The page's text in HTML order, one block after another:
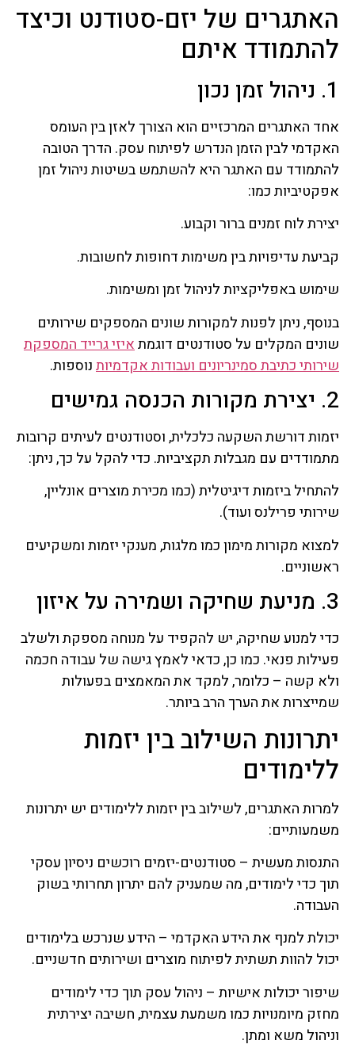
האתגרים של יזם-סטודנט וכיצד
להתמודד איתם
1. ניהול זמן נכון
אחד האתגרים המרכזיים הוא הצורך לאזן בין העומס
האקדמי לבין הזמן הנדרש לפיתוח עסק. הדרך הטובה
להתמודד עם האתגר היא להשתמש בשיטות ניהול זמן
אפקטיביות כמו:
יצירת לוח זמנים ברור וקבוע.
קביעת עדיפויות בין משימות דחופות לחשובות.
שימוש באפליקציות לניהול זמן ומשימות.
בנוסף, ניתן לפנות למקורות שונים המספקים שירותים
שונים המקלים על סטודנטים דוגמתאיזי גרייד המספקת
שירותי כתיבת סמינריונים ועבודות אקדמיותנוספות.
2. יצירת מקורות הכנסה גמישים
יזמות דורשת השקעה כלכלית, וסטודנטים לעיתים קרובות
מתמודדים עם מגבלות תקציביות. כדי להקל על כך, ניתן:
להתחיל ביזמות דיגיטלית (כמו מכירת מוצרים אונליין,
שירותי פרילנס ועוד).
למצוא מקורות מימון כמו מלגות, מענקי יזמות ומשקיעים
ראשוניים.
3. מניעת שחיקה ושמירה על איזון
כדי למנוע שחיקה, יש להקפיד על מנוחה מספקת ולשלב
פעילות פנאי. כמו כן, כדאי לאמץ גישה של עבודה חכמה
ולא קשה – כלומר, למקד את המאמצים בפעולות
שמייצרות את הערך הרב ביותר.
יתרונות השילוב בין יזמות
ללימודים
למרות האתגרים, לשילוב בין יזמות ללימודים יש יתרונות
משמעותיים:
התנסות מעשית – סטודנטים-יזמים רוכשים ניסיון עסקי
תוך כדי לימודים, מה שמעניק להם יתרון תחרותי בשוק
העבודה.
יכולת למנף את הידע האקדמי – הידע שנרכש בלימודים
יכול להוות תשתית לפיתוח מוצרים ושירותים חדשניים.
שיפור יכולות אישיות – ניהול עסק תוך כדי לימודים
מחזק מיומנויות כמו משמעת עצמית, חשיבה יצירתית
וניהול משא ומתן.